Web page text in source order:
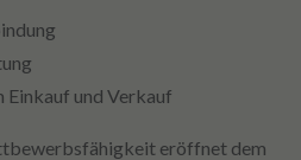
Einkauf und Verkauf
eröffnet dem